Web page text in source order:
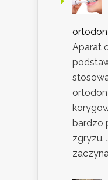
Aparat
bardzo
zgryzu.